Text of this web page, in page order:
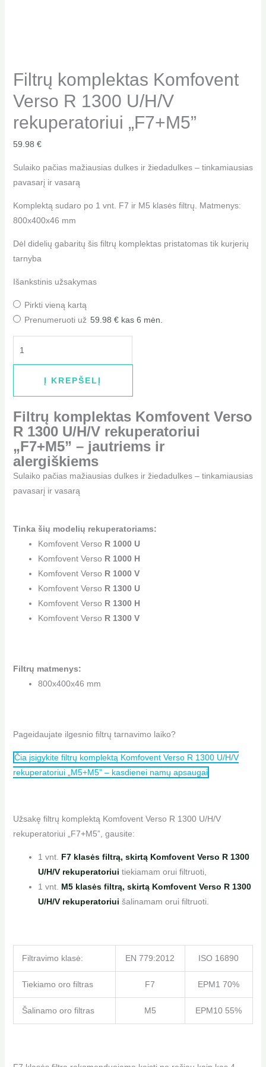
Filtrų komplektas Komfovent
Verso R 1300 U/H/V
rekuperatoriui „F7+M5”
59.98 €
Sulaiko pačias mažiausias dulkes ir žiedadulkes – tinkamiausias
pavasarį ir vasarą
Komplektą sudaro po 1 vnt. F7 ir M5 klasės filtrų. Matmenys:
800x400x46 mm
Dėl didelių gabaritų šis filtrų komplektas pristatomas tik kurjerių
tarnyba
Išankstinis užsakymas
Pirkti vieną kartą
Prenumeruoti už 59.98€ kas 6 mėn.
Į KREPŠELĮ
Filtrų komplektas Komfovent Verso
R 1300 U/H/V rekuperatoriui
„F7+M5” – jautriems ir
alergiškiems
Sulaiko pačias mažiausias dulkes ir žiedadulkes – tinkamiausias
pavasarį ir vasarą
Tinka šių modelių rekuperatoriams:
Komfovent Verso R 1000 U
Komfovent Verso R 1000 H
Komfovent Verso R 1000 V
Komfovent Verso R 1300 U
Komfovent Verso R 1300 H
Komfovent Verso R 1300 V
Filtrų matmenys:
800x400x46 mm
Pageidaujate ilgesnio filtrų tarnavimo laiko?
Čia įsigykite filtrų komplektą Komfovent Verso R 1300 U/H/V
rekuperatoriui „M5+M5” – kasdienei namų apsaugai
Užsakę filtrų komplektą Komfovent Verso R 1300 U/H/V
rekuperatoriui „F7+M5”, gausite:
1 vnt. F7 klasės filtrą, skirtą Komfovent Verso R 1300
U/H/V rekuperatoriui tiekiamam orui filtruoti,
1 vnt. M5 klasės filtrą, skirtą Komfovent Verso R 1300
U/H/V rekuperatoriui šalinamam orui filtruoti.
Filtravimo klasė: EN 779:2012 ISO 16890
Tiekiamo oro filtras F7 EPM1 70%
Šalinamo oro filtras M5 EPM10 55%